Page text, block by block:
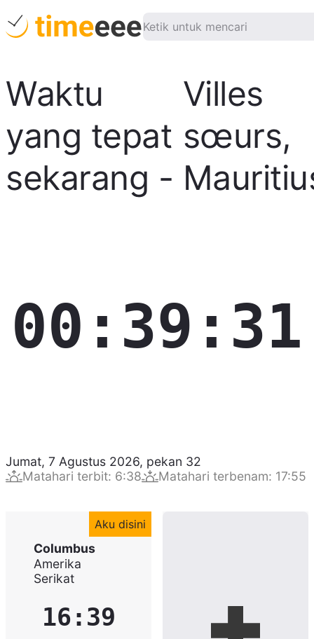
Waktu
yang tepat
sekarang -
Villes
sœurs,
00:39:32
Jumat, 7 Agustus 2026, pekan 32
Matahari terbit: 6:38 Matahari terbenam: 17:55
Aku disini
Columbus
Amerika
Serikat
16:39